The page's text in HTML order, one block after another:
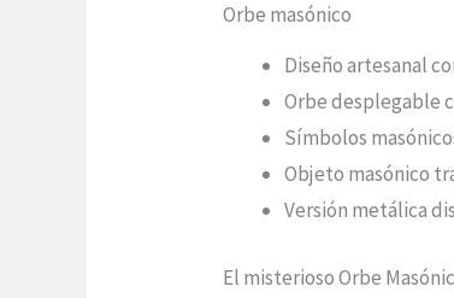
Orbe masónico
Diseño artesanal
Orbe desplegable
Símbolos
Objeto masónico
Versión metálica
El misterioso Orbe